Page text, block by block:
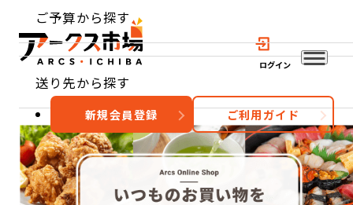
ログイン
ご予算から探す
送り先から探す
新規会員登録 ご利用ガイド